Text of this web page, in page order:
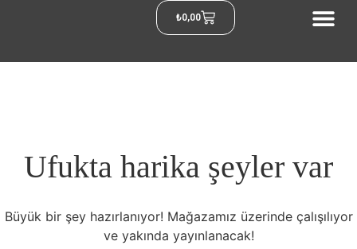
₺0,00
Ufukta harika şeyler var
Büyük bir şey hazırlanıyor! Mağazamız üzerinde çalışılıyor
ve yakında yayınlanacak!